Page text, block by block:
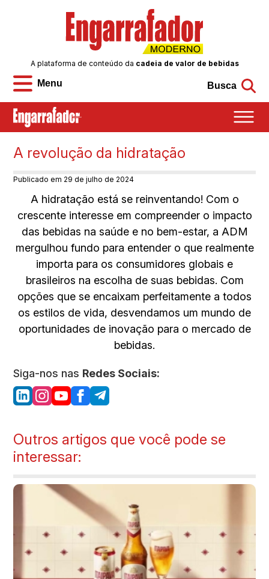
Menu
A plataforma de conteúdo da cadeia de valor de bebidas
Busca
A revolução da hidratação
Publicado em 29 de julho de 2024
A hidratação está se reinventando! Com o
crescente interesse em compreender o impacto
das bebidas na saúde e no bem-estar, a ADM
mergulhou fundo para entender o que realmente
importa para os consumidores globais e
brasileiros na escolha de suas bebidas. Com
opções que se encaixam perfeitamente a todos
os estilos de vida, desvendamos um mundo de
oportunidades de inovação para o mercado de
bebidas.
Siga-nos nas Redes Sociais:
Outros artigos que você pode se
interessar: